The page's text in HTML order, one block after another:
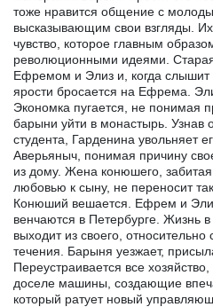
тоже нравится общение с
высказывающим свои взгляды.
чувство, которое главным
революционными идеями.
Ефремом и Элиз и, когда слышит
ярости бросается на Ефрема.
Экономка пугается, не понимая
барыни уйти в монастырь. Узнав
студента, Гарденина увольняет
Аверьяныч, понимая причину
из дому. Жена конюшего,
любовью к сыну, не переносит
Конюший вешается. Ефрем и
венчаются в Петербурге. Жизнь
выходит из своего, относительно
течения. Барыня уезжает,
Переустраивается все
доселе машины, создающие
который ратует новый